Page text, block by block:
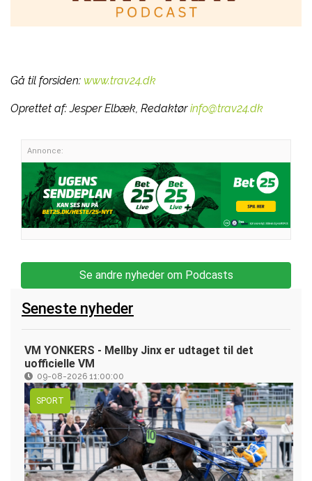
Gå til forsiden: www.trav24.dk
Oprettet af:Jesper Elbæk, Redaktør info@trav24.dk
Annonce:
Se andre nyheder om Podcasts
Seneste nyheder
VM YONKERS - Mellby Jinx er udtaget til det
uofficielle VM
09-08-2026 11:00:00
SPORT